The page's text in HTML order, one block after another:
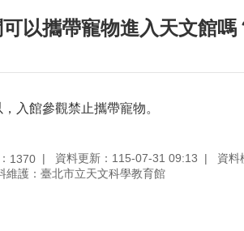
以攜帶寵物進入天文館嗎
入館參觀禁止攜帶寵物。
1370 資料更新：115-07-31 09:13
資料
維護：臺北市立天文科學教育館